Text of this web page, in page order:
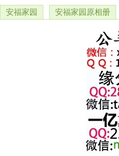
安福家园 安福家园原相册